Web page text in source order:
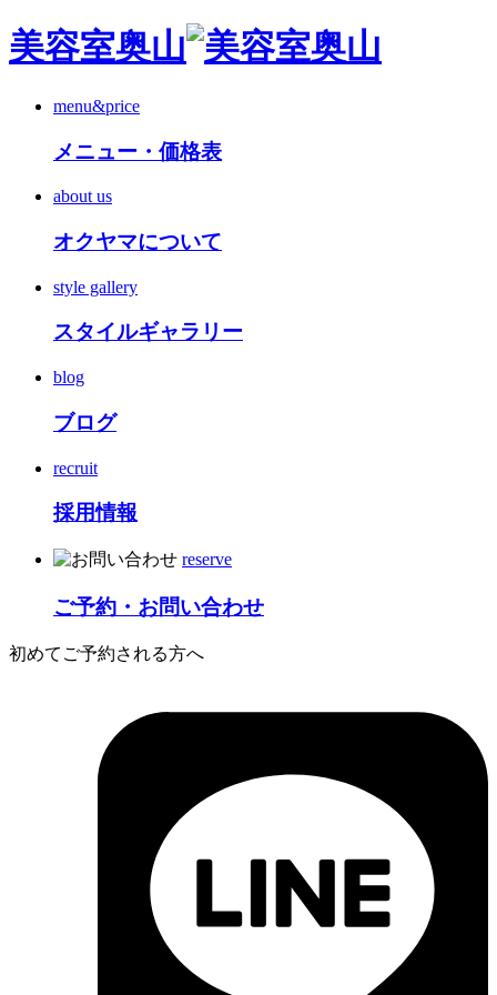
美容室奥山
menu&price
メニュー・価格表
about us
オクヤマについて
style gallery
スタイルギャラリー
blog
ブログ
recruit
採用情報
reserve
ご予約・お問い合わせ
初めてご予約される方へ